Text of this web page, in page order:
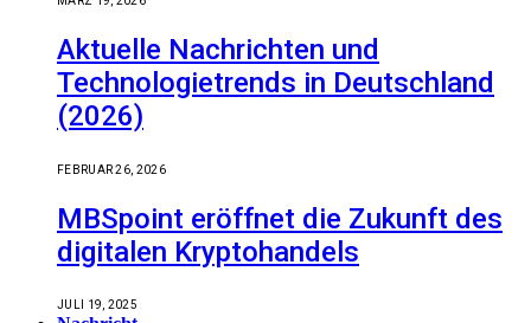
Aktuelle Nachrichten und
Technologietrends in Deutschland
(2026)
FEBRUAR 26, 2026
MBSpoint eröffnet die Zukunft des
digitalen Kryptohandels
JULI 19, 2025